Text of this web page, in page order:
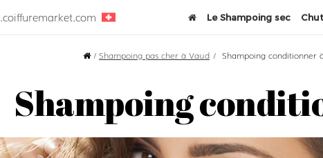
.coiffuremarket.com Le Shampoing sec
/ Shampoing pas cher à Vaud Shampoing conditionner
Shampoing